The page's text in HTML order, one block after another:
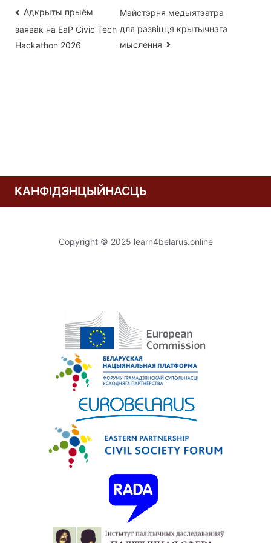
Навігацыя
па
Адкрыты прыём
заявак на EaP Civic Tech
Hackathon 2026
Майстэрня медыятэатра
для развіцця крытычнага
мыслення
КАНФІДЭНЦЫЙНАСЦЬ
Copyright © 2025 learn4belarus.online